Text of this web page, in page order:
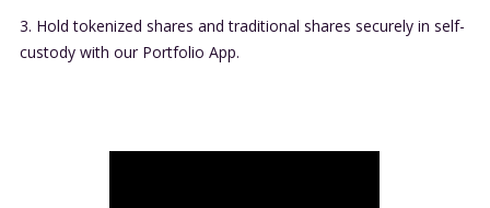
3. Hold tokenized shares and traditional shares securely in self-
custody with our Portfolio App.